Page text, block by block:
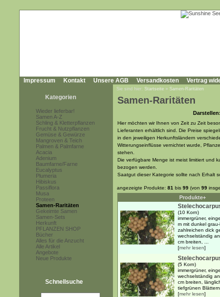
Impressum Kontakt Unsere AGB Versandkosten Vertrag
Kategorien
Wieder lieferbar!
Samen A-Z
Schling & Kletterpflanzen
Frucht & Nutzpflanzen
Gemüse & Gewürze
Mangroven & Teich
Palmen & Palmfarne
Acacia
Adenium
Baumfarne/Farne
Eucalyptus
Plumeria
Hibiskus
Passiflora
Musa
Proteen
Samen-Raritäten
Gekeimte Samen
Samen-Sets
Herkunft
PFLANZEN SHOP
Bücher
Alles für die Anzucht
Alle Artikel
Angebote
Neue Produkte
Schnellsuche
Sie sind hier: Startseite » Samen-Raritäten
Samen-Raritäten
Hier möchten wir Ihnen von Zeit zu Zeit
Lieferanten erhältlich sind. Die Preise
in den jeweiligen Herkunftsländern
Witterungseinflüsse vernichtet wurde,
stehen.
Die verfügbare Menge ist meist limitiert und
bezogen werden.
Saatgut dieser Kategorie sollte nach Erhalt
angezeigte Produkte: 81 bis 99 (von 99
Produkte+
(10 Korn)
immergrüner,
m mit dunkel
zahlreichen dick
wechselständig
cm breiten, ...
[mehr lesen]
(5 Korn)
immergrüner,
wechselständig
cm breiten,
tiefgrünen
[mehr lesen]